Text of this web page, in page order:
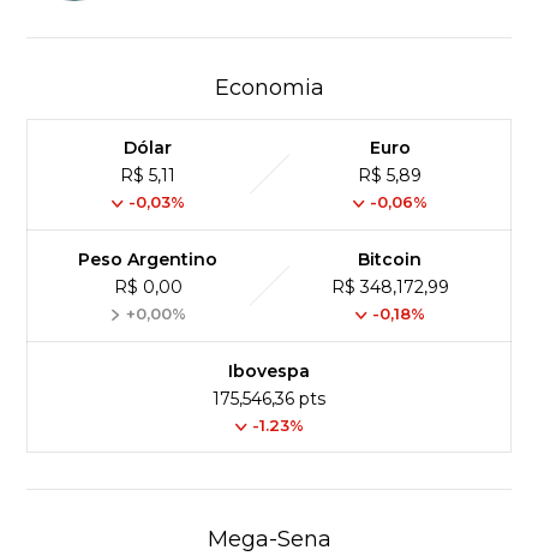
Economia
Dólar
R$ 5,11
-0,03%
Euro
R$ 5,89
-0,06%
Peso Argentino
R$ 0,00
+0,00%
Bitcoin
R$ 348,172,99
-0,18%
Ibovespa
175,546,36 pts
-1.23%
Mega-Sena